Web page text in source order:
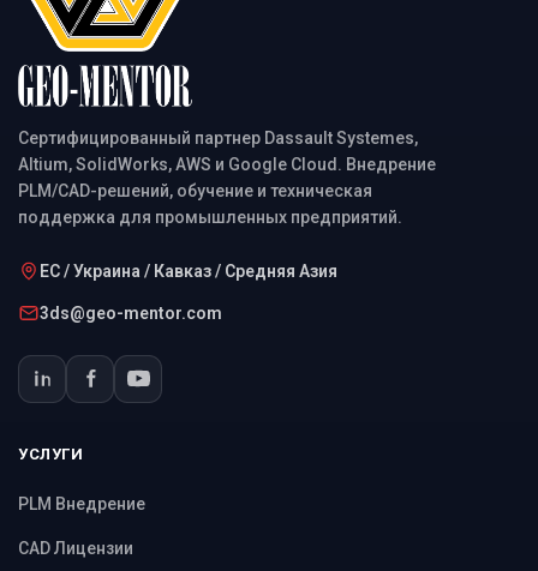
Сертифицированный партнер Dassault Systemes,
Altium, SolidWorks, AWS и Google Cloud. Внедрение
PLM/CAD-решений, обучение и техническая
поддержка для промышленных предприятий.
ЕС / Украина / Кавказ / Средняя Азия
3ds@geo-mentor.com
УСЛУГИ
PLM Внедрение
CAD Лицензии